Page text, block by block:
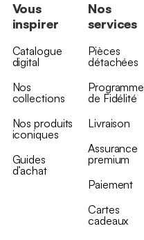
Vous
inspirer
Catalogue
digital
Nos
collections
Nos produits
iconiques
Guides
d’achat
Nos
services
Pièces
détachées
Programme
de Fidélité
Livraison
Assurance
premium
Paiement
Cartes
cadeaux